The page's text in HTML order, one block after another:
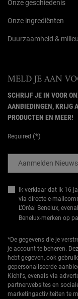
Onze geschiedenis
Onze ingrediënten
Duurzaamheid & milieu
MELD JE AAN
SCHRIJF JE IN VOOR
AANBIEDINGEN, KRIJG
PRODUCTEN EN MEER!
Required (*)
Aanmelden
Ik verklaar dat ik 16
via directe e-
L’Oréal Benelux,
Benelux-merken op
*De gegevens die je
je account te beheren.
hebt gegeven, ook
gepersonaliseerde
Kiehl's, evenals via
partnerwebsites en
marketingactiviteiten te